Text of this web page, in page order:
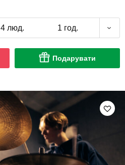
4 люд. 1 год.
Подарувати